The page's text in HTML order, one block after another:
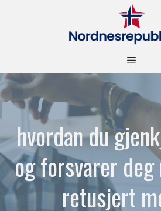
Meny
hvordan du
og forsvarer
retusjert